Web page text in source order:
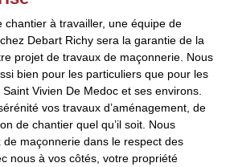
chantier à travailler, une équipe de
Debart Richy sera la garantie de la
projet de travaux de maçonnerie. Nous
bien pour les particuliers que pour les
Vivien De Medoc et ses environs.
vos travaux d’aménagement, de
de chantier quel qu’il soit. Nous
maçonnerie dans le respect des
nous à vos côtés, votre propriété